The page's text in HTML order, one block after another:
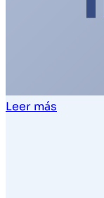
Leer más